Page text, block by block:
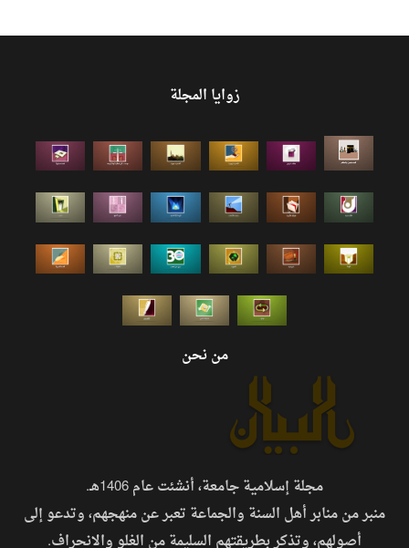
زوايا المجلة
من نحن
مجلة إسلامية جامعة، أنشئت عام 1406هـ.
منبر من منابر أهل السنة والجماعة تعبر عن منهجهم، وتدعو إلى
أصولهم، وتذكر بطريقتهم السليمة من الغلو والانحراف.